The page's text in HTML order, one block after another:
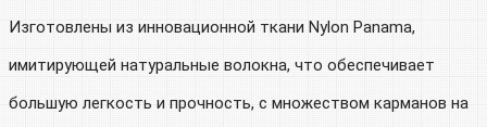
Изготовлены из инновационной ткани Nylon Panama,
имитирующей натуральные волокна, что обеспечивает
большую легкость и прочность, с множеством карманов на